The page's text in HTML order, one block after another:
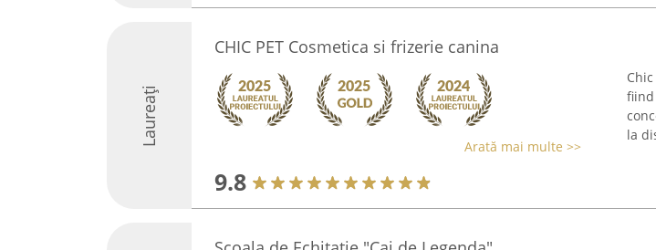
Laureați
CHIC PET Cosmetica si frizerie canina
Arată mai multe >>
9.8
fiind
la